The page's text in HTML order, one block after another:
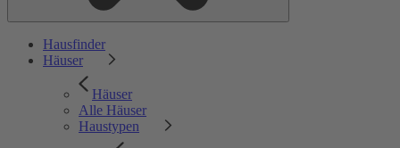
Hausfinder
Häuser
Häuser
Alle Häuser
Haustypen